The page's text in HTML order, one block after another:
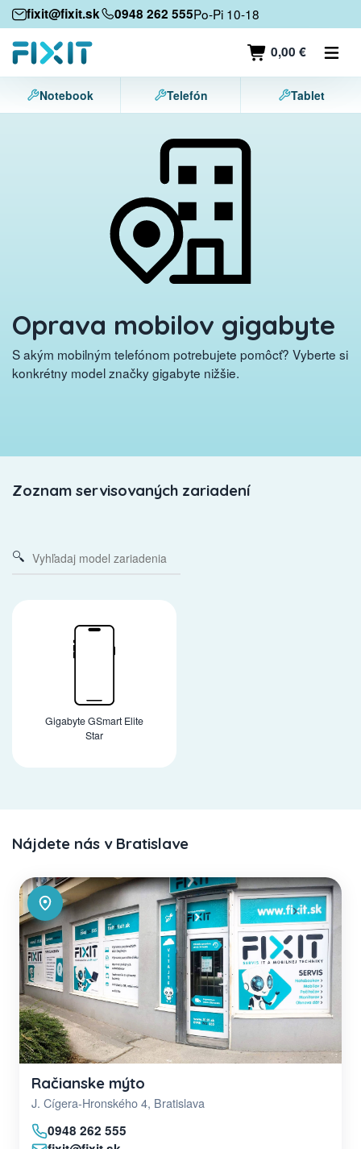
fixit@fixit.sk 0948 262 555Po-Pi 10-18
0,00 €
Mobilné zariadenia
Mobilné telefóny
Tablety
Notebook Telefón Tablet
Oprava mobilov gigabyte
S akým mobilným telefónom potrebujete pomôcť? Vyberte si
konkrétny model značky gigabyte nižšie.
Zoznam servisovaných zariadení
Gigabyte GSmart Elite
Star
Nájdete nás v Bratislave
Račianske mýto
J. Cígera-Hronského 4, Bratislava
0948 262 555